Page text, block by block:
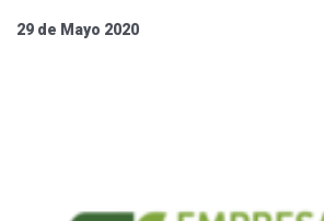
29 de Mayo 2020